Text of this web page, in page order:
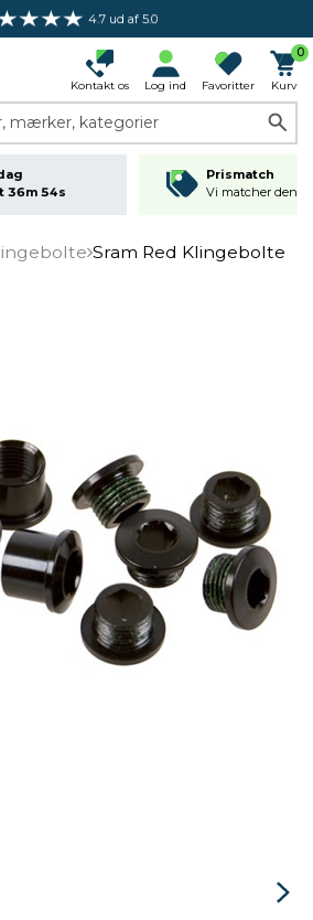
4.7 ud af 5.0
Kontakt os Log ind Favoritter
0
Kurv
mærker, kategorier
36m 54s
Prismatch
Vi matcher den
Sram Red Klingebolte